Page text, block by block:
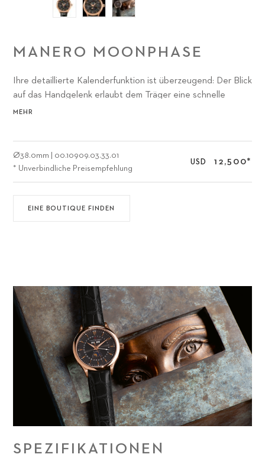
MANERO MOONPHASE
Ihre detaillierte Kalenderfunktion ist überzeugend: Der Blick
auf das Handgelenk erlaubt dem Träger eine schnelle
Übersicht über das aktuelle Datum, welches via Zeiger aus
MEHR
Ø38.0mm
00.10909.03.33.01
* Unverbindliche Preisempfehlung
USD 12,500*
EINE BOUTIQUE FINDEN
SPEZIFIKATIONEN